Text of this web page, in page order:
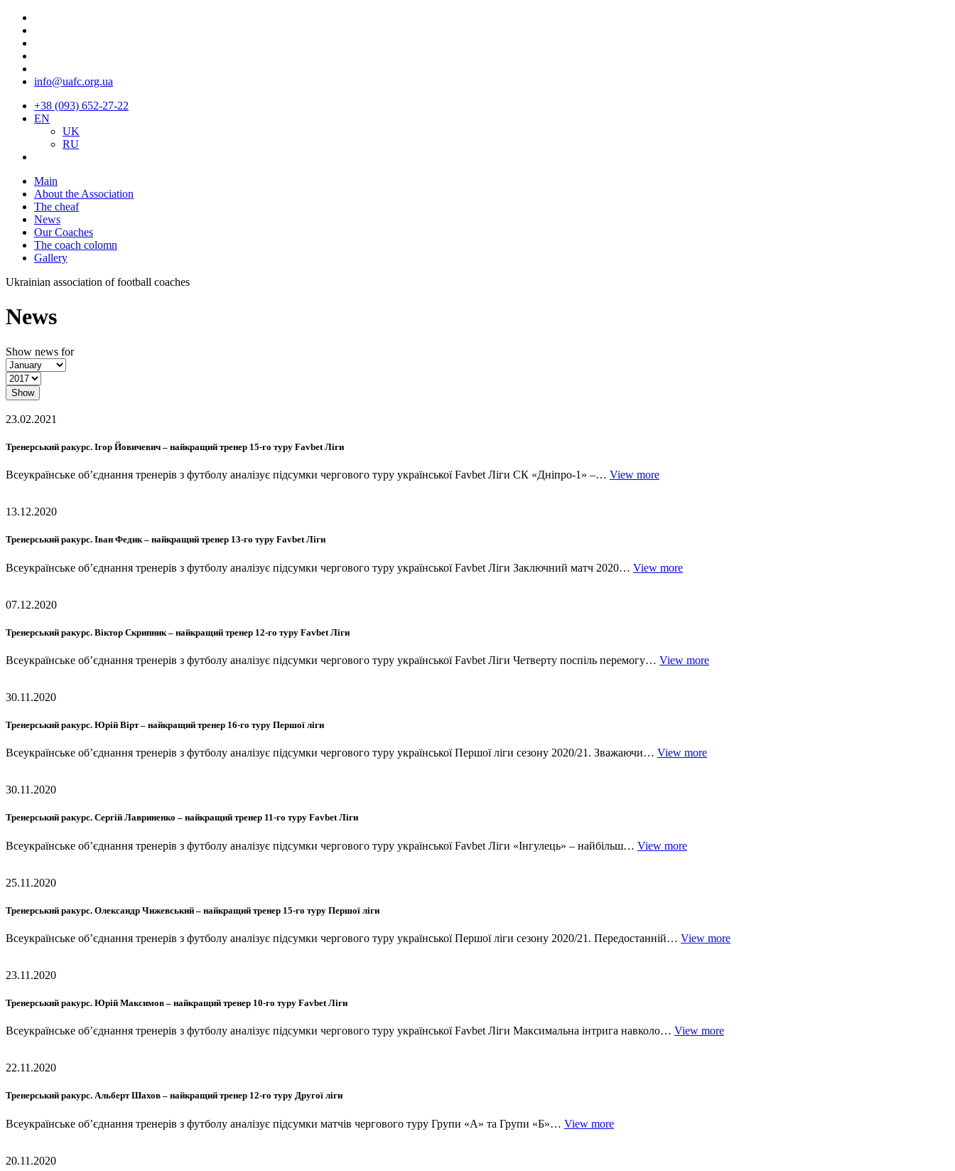
info@uafc.org.ua
+38 (093) 652-27-22
EN
UK
RU
Main
About the Association
The cheaf
News
Our Coaches
The coach colomn
Gallery
Ukrainian association of football coaches
News
Show news for
Show
23.02.2021
Тренерський ракурс. Ігор Йовичевич – найкращий тренер 15-го туру Favbet Ліги
Всеукраїнське об’єднання тренерів з футболу аналізує підсумки чергового туру української Favbet Ліги СК «Дніпро-1» –… View more
13.12.2020
Тренерський ракурс. Іван Федик – найкращий тренер 13-го туру Favbet Ліги
Всеукраїнське об’єднання тренерів з футболу аналізує підсумки чергового туру української Favbet Ліги Заключний матч 2020… View more
07.12.2020
Тренерський ракурс. Віктор Скрипник – найкращий тренер 12-го туру Favbet Ліги
Всеукраїнське об’єднання тренерів з футболу аналізує підсумки чергового туру української Favbet Ліги Четверту поспіль перемогу… View more
30.11.2020
Тренерський ракурс. Юрій Вірт – найкращий тренер 16-го туру Першої ліги
Всеукраїнське об’єднання тренерів з футболу аналізує підсумки чергового туру української Першої ліги сезону 2020/21. Зважаючи… View more
30.11.2020
Тренерський ракурс. Сергій Лавриненко – найкращий тренер 11-го туру Favbet Ліги
Всеукраїнське об’єднання тренерів з футболу аналізує підсумки чергового туру української Favbet Ліги «Інгулець» – найбільш… View more
25.11.2020
Тренерський ракурс. Олександр Чижевський – найкращий тренер 15-го туру Першої ліги
Всеукраїнське об’єднання тренерів з футболу аналізує підсумки чергового туру української Першої ліги сезону 2020/21. Передостанній… View more
23.11.2020
Тренерський ракурс. Юрій Максимов – найкращий тренер 10-го туру Favbet Ліги
Всеукраїнське об’єднання тренерів з футболу аналізує підсумки чергового туру української Favbet Ліги Максимальна інтрига навколо… View more
22.11.2020
Тренерський ракурс. Альберт Шахов – найкращий тренер 12-го туру Другої ліги
Всеукраїнське об’єднання тренерів з футболу аналізує підсумки матчів чергового туру Групи «А» та Групи «Б»… View more
20.11.2020